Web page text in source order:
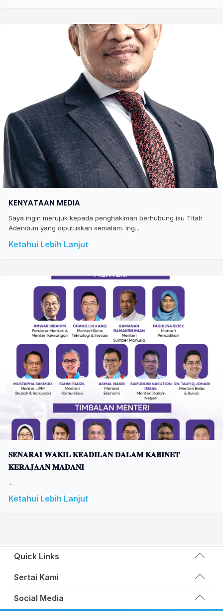
KENYATAAN MEDIA
Saya ingin merujuk kepada penghakiman berhubung isu Titah
Adendum yang diputuskan semalam. Ing...
Ketahui Lebih Lanjut
𝐒𝐄𝐍𝐀𝐑𝐀𝐈 𝐖𝐀𝐊𝐈𝐋 𝐊𝐄𝐀𝐃𝐈𝐋𝐀𝐍 𝐃𝐀𝐋𝐀𝐌 𝐊𝐀𝐁𝐈𝐍𝐄𝐓
𝐊𝐄𝐑𝐀𝐉𝐀𝐀𝐍 𝐌𝐀𝐃𝐀𝐍𝐈
...
Ketahui Lebih Lanjut
Quick Links
Wakil Rakyat
Hubungi Kami
Sumbangan
Sertai Kami
Portal Anggota KEADILAN
Social Media